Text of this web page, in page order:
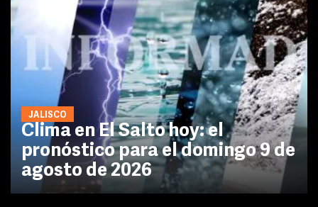
JALISCO
Clima en El Salto hoy: el
pronóstico para el domingo 9 de
agosto de 2026